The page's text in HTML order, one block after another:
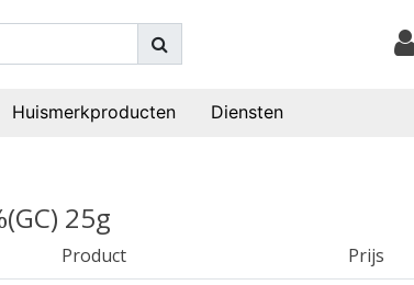
Huismerkproducten Diensten
25g
Product Prijs